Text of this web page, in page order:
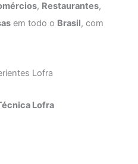
, Restaurantes,
em todo o Brasil, com
Lofra
Lofra